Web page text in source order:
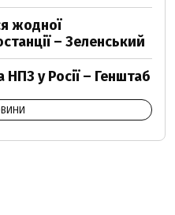
жодної
– Зеленський
у Росії – Генштаб